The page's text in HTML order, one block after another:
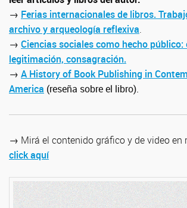
→ Ferias internacionales de libros.
archivo y arqueología reflexiva.
→ Ciencias sociales como hecho público:
legitimación, consagración.
→ A History of Book Publishing in
America (reseña sobre el libro).
→ Mirá el contenido gráfico y de video en
click aquí